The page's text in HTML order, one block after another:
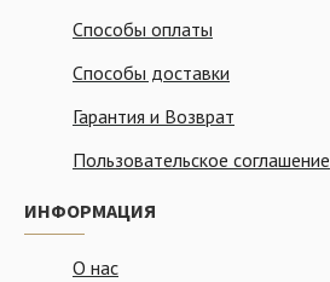
Способы оплаты
Способы доставки
Гарантия и Возврат
Пользовательское соглашение
ИНФОРМАЦИЯ
О нас